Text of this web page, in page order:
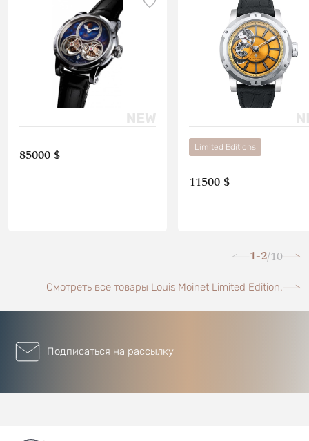
85000 $ Limited Editions
11500 $
1-2/10
Смотреть все товары Louis Moinet Limited Edition.
Подписаться на рассылку